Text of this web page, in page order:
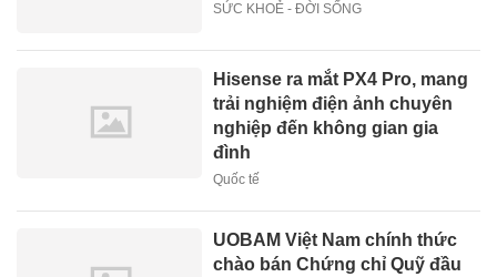
SỨC KHOẺ - ĐỜI SỐNG
Hisense ra mắt PX4 Pro, mang
trải nghiệm điện ảnh chuyên
nghiệp đến không gian gia
đình
Quốc tế
UOBAM Việt Nam chính thức
chào bán Chứng chỉ Quỹ đầu